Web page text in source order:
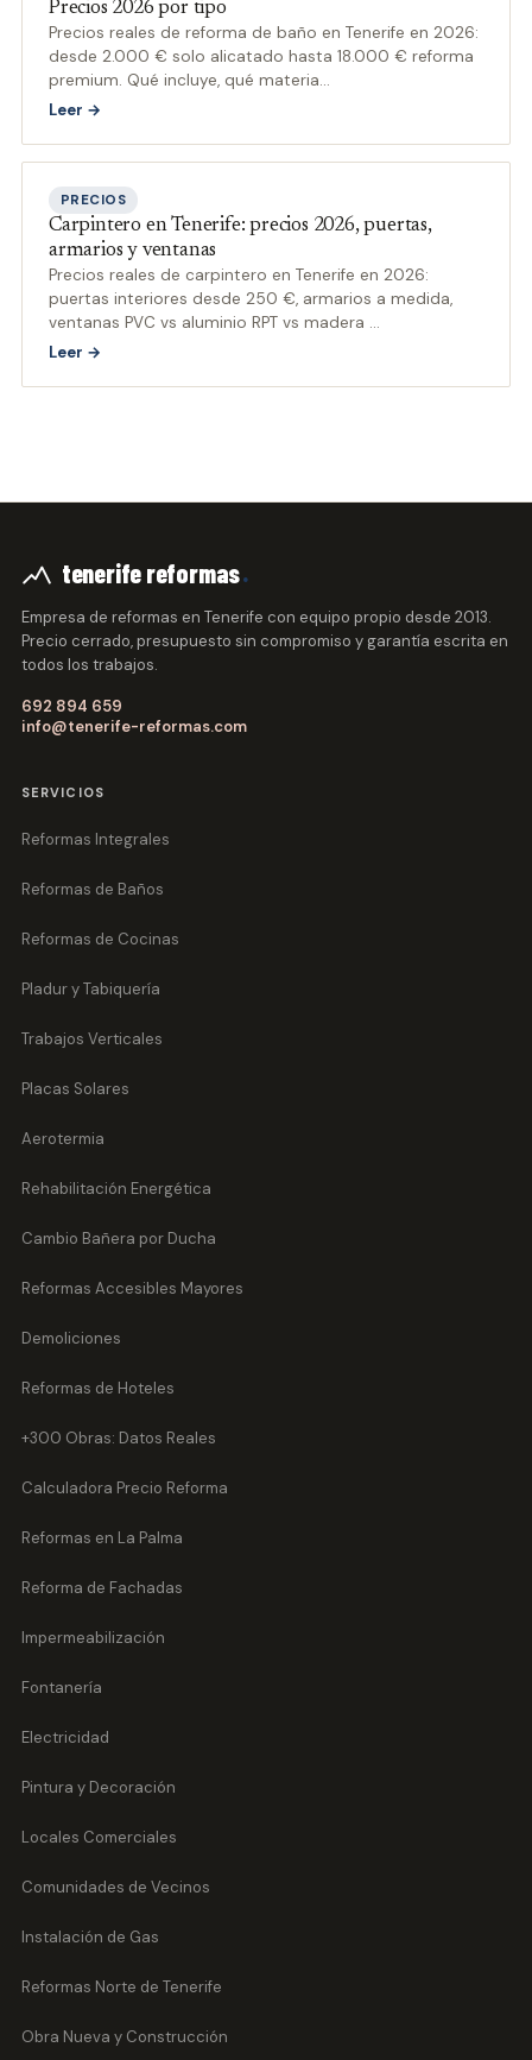
Precios 2026 por tipo
Precios reales de reforma de baño en Tenerife en 2026:
desde 2.000 € solo alicatado hasta 18.000 € reforma
premium. Qué incluye, qué materia…
Leer →
PRECIOS
Carpintero en Tenerife: precios 2026, puertas,
armarios y ventanas
Precios reales de carpintero en Tenerife en 2026:
puertas interiores desde 250 €, armarios a medida,
ventanas PVC vs aluminio RPT vs madera …
Leer →
tenerife reformas.
Empresa de reformas en Tenerife con equipo propio desde 2013.
Precio cerrado, presupuesto sin compromiso y garantía escrita en
todos los trabajos.
692 894 659
info@tenerife-reformas.com
SERVICIOS
Reformas Integrales
Reformas de Baños
Reformas de Cocinas
Pladur y Tabiquería
Trabajos Verticales
Placas Solares
Aerotermia
Rehabilitación Energética
Cambio Bañera por Ducha
Reformas Accesibles Mayores
Demoliciones
Reformas de Hoteles
+300 Obras: Datos Reales
Calculadora Precio Reforma
Reformas en La Palma
Reforma de Fachadas
Impermeabilización
Fontanería
Electricidad
Pintura y Decoración
Locales Comerciales
Comunidades de Vecinos
Instalación de Gas
Reformas Norte de Tenerife
Obra Nueva y Construcción